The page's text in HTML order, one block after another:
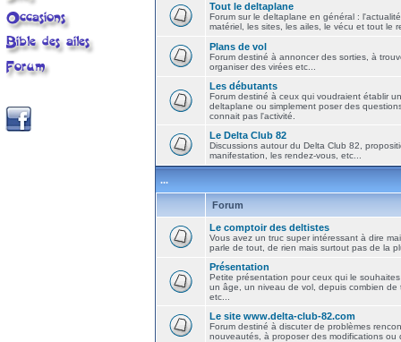
Tout le deltaplane
Forum sur le deltaplane en général :
matériel, les sites, les ailes, le vécu et tout le
Plans de vol
Forum destiné à annoncer des sorties, à
organiser des virées etc...
Les débutants
Forum destiné à ceux qui voudraient établir
deltaplane ou simplement poser des
connait pas l'activité.
Le Delta Club 82
Discussions autour du Delta Club 82,
manifestation, les rendez-vous, etc...
...
Forum
Le comptoir des deltistes
Vous avez un truc super intéressant à dire
parle de tout, de rien mais surtout pas de la
Présentation
Petite présentation pour ceux qui le
un âge, un niveau de vol, depuis combien de
etc...
Le site www.delta-club-82.com
Forum destiné à discuter de problèmes
nouveautés, à proposer des modifications ou